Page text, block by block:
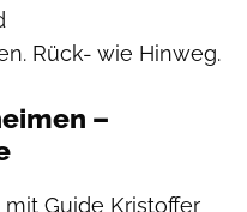
Rück- wie Hinweg.
–
Guide Kristoffer